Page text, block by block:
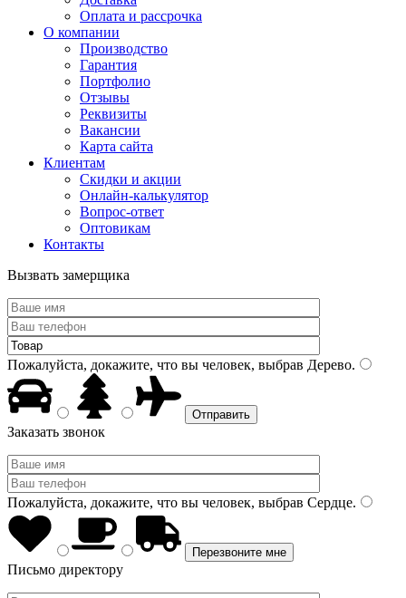
Оплата и рассрочка
О компании
Производство
Гарантия
Портфолио
Отзывы
Реквизиты
Вакансии
Карта сайта
Клиентам
Скидки и акции
Онлайн-калькулятор
Вопрос-ответ
Оптовикам
Контакты
Вызвать замерщика
Пожалуйста, докажите, что вы человек, выбрав Дерево.
Заказать звонок
Пожалуйста, докажите, что вы человек, выбрав Сердце.
Письмо директору